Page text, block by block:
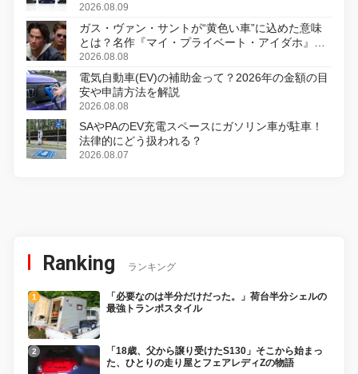
2026.08.09
ガス・ヴァン・サントが“黄色い車”に込めた意味
とは？名作『マイ・プライベート・アイダホ』が
初のデジタルリマスター版で復活
2026.08.08
電気自動車(EV)の補助金って？2026年の金額の目
安や申請方法を解説
2026.08.08
SAやPAのEV充電スペースにガソリン車が駐車！
法律的にどう扱われる？
2026.08.07
Ranking ランキング
「必要なのは半分だけだった。」荷台半分シェルの
最強トランポスタイル
「18歳、父から譲り受けたS130」そこから始まっ
た、ひとりの走り屋とフェアレディZの物語